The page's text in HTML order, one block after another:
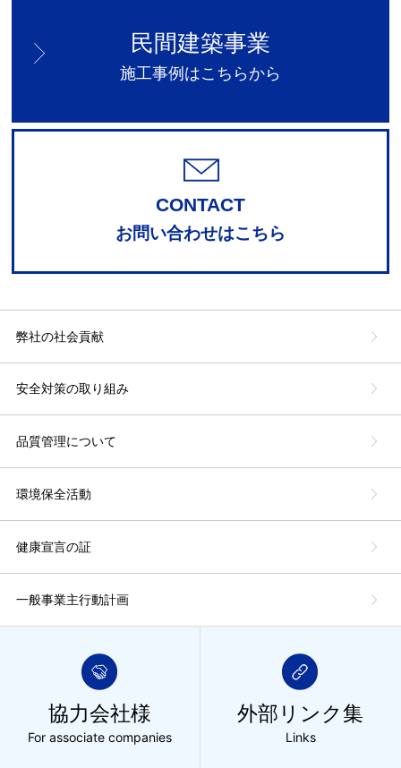
民間建築事業
施工事例はこちらから
CONTACT
お問い合わせはこちら
弊社の社会貢献
安全対策の取り組み
品質管理について
環境保全活動
健康宣言の証
一般事業主行動計画
協力会社様
For associate companies
外部リンク集
Links